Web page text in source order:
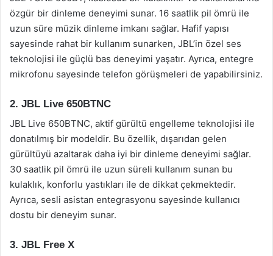
özgür bir dinleme deneyimi sunar. 16 saatlik pil ömrü ile
uzun süre müzik dinleme imkanı sağlar. Hafif yapısı
sayesinde rahat bir kullanım sunarken, JBL’in özel ses
teknolojisi ile güçlü bas deneyimi yaşatır. Ayrıca, entegre
mikrofonu sayesinde telefon görüşmeleri de yapabilirsiniz.
2. JBL Live 650BTNC
JBL Live 650BTNC, aktif gürültü engelleme teknolojisi ile
donatılmış bir modeldir. Bu özellik, dışarıdan gelen
gürültüyü azaltarak daha iyi bir dinleme deneyimi sağlar.
30 saatlik pil ömrü ile uzun süreli kullanım sunan bu
kulaklık, konforlu yastıkları ile de dikkat çekmektedir.
Ayrıca, sesli asistan entegrasyonu sayesinde kullanıcı
dostu bir deneyim sunar.
3. JBL Free X